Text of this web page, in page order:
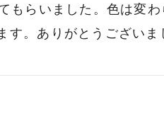
もらいました。色は変
。ありがとうございま